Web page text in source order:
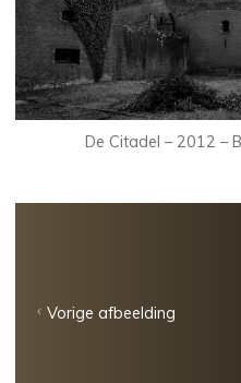
De Citadel – 2012 –
Vorige afbeelding